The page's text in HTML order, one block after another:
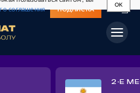
соглашения
OK
ПОДПИСКА
2-Е